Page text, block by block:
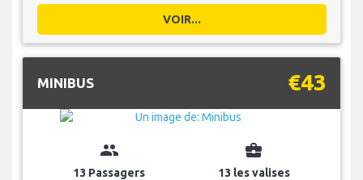
VOIR...
MINIBUS €43
group
13 Passagers
business_center
13 les valises